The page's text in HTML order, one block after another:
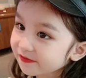
送方法
ラー
数量